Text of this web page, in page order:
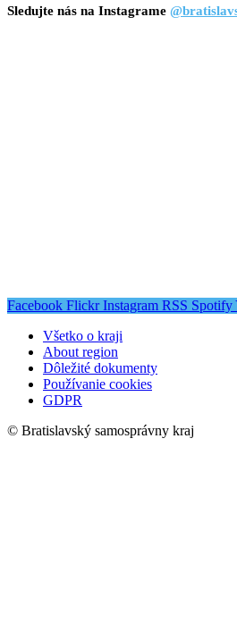
Sledujte nás na Instagrame
Facebook Flickr Instagram RSS Spotify
Všetko o kraji
About region
Dôležité dokumenty
Používanie cookies
GDPR
© Bratislavský samosprávny kraj